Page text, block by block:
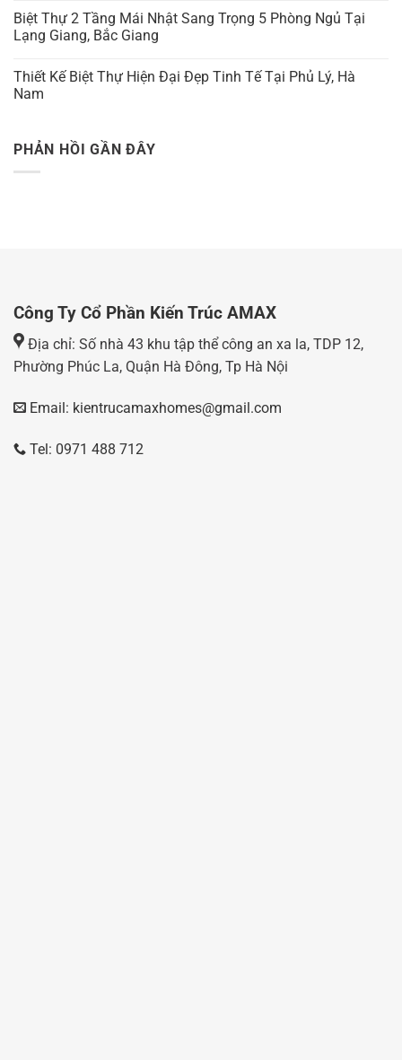
Biệt Thự 2 Tầng Mái Nhật Sang Trọng 5 Phòng Ngủ Tại
Lạng Giang, Bắc Giang
Thiết Kế Biệt Thự Hiện Đại Đẹp Tinh Tế Tại Phủ Lý, Hà
Nam
PHẢN HỒI GẦN ĐÂY
Công Ty Cổ Phần Kiến Trúc AMAX
Địa chỉ: Số nhà 43 khu tập thể công an xa la, TDP 12,
Phường Phúc La, Quận Hà Đông, Tp Hà Nội
Email: kientrucamaxhomes@gmail.com
Tel: 0971 488 712